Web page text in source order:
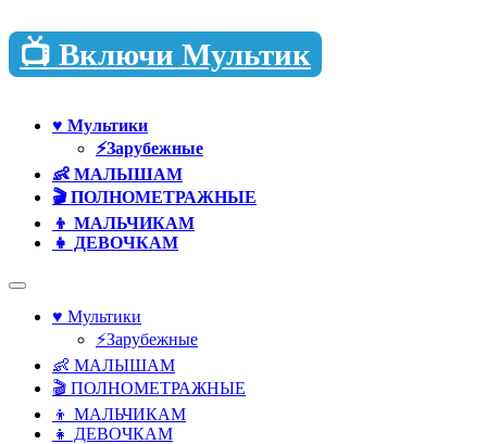
📺 Включи Мультик
♥️ Мультики
⚡Зарубежные
👶 МАЛЫШАМ
🎬 ПОЛНОМЕТРАЖНЫЕ
👦 МАЛЬЧИКАМ
👧 ДЕВОЧКАМ
♥️ Мультики
⚡Зарубежные
👶 МАЛЫШАМ
🎬 ПОЛНОМЕТРАЖНЫЕ
👦 МАЛЬЧИКАМ
👧 ДЕВОЧКАМ